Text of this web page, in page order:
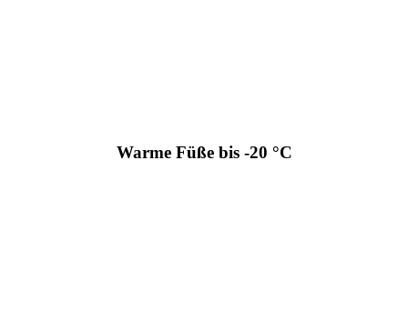
Warme Füße bis -20 °C